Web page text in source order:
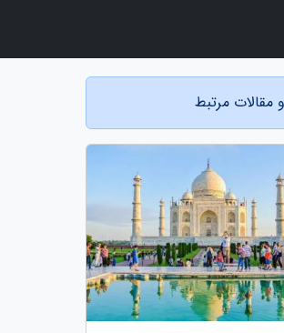
مقالات مرتبط